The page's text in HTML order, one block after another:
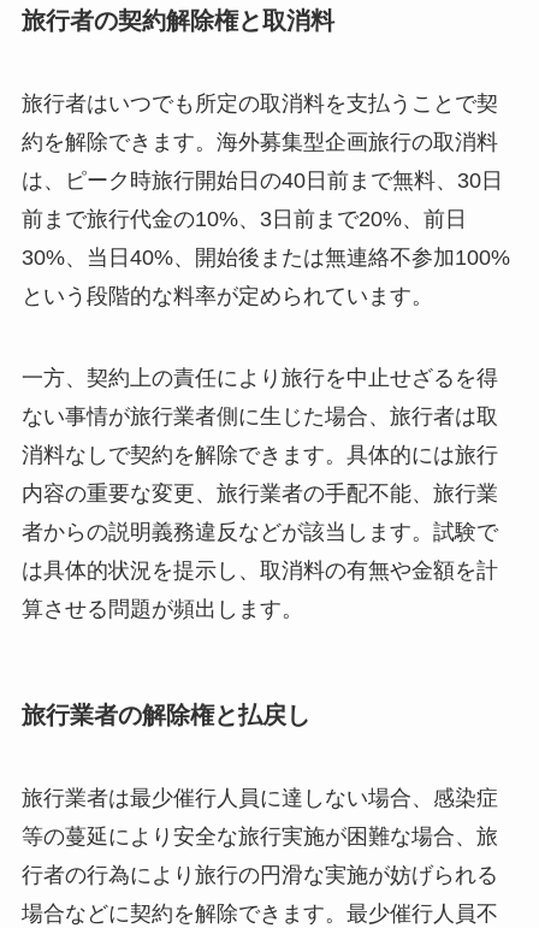
旅行者の契約解除権と取消料
旅行者はいつでも所定の取消料を支払うことで契
約を解除できます。海外募集型企画旅行の取消料
は、ピーク時旅行開始日の40日前まで無料、30日
前まで旅行代金の10%、3日前まで20%、前日
30%、当日40%、開始後または無連絡不参加100%
という段階的な料率が定められています。
一方、契約上の責任により旅行を中止せざるを得
ない事情が旅行業者側に生じた場合、旅行者は取
消料なしで契約を解除できます。具体的には旅行
内容の重要な変更、旅行業者の手配不能、旅行業
者からの説明義務違反などが該当します。試験で
は具体的状況を提示し、取消料の有無や金額を計
算させる問題が頻出します。
旅行業者の解除権と払戻し
旅行業者は最少催行人員に達しない場合、感染症
等の蔓延により安全な旅行実施が困難な場合、旅
行者の行為により旅行の円滑な実施が妨げられる
場合などに契約を解除できます。最少催行人員不